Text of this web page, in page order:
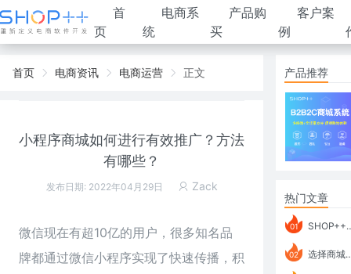
首
页
电商系
统
产品购
买
客户案
例
首页 电商资讯 电商运营 正文
小程序商城如何进行有效推广？方法
有哪些？
发布日期: 2022年04月29日 Zack
微信现在有超10亿的用户，很多知名品
牌都通过微信小程序实现了快速传播，积
产品推荐
热门文章
01 SHOP++ B2B2C V9.1 全新发布 新亮点
02 选择商城系统要考虑哪些问题？